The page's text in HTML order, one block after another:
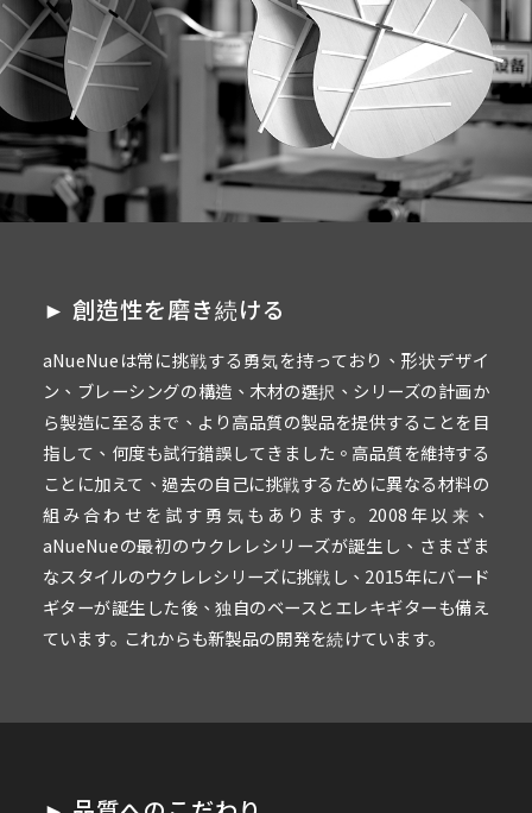
► 創造性を磨き続ける
aNueNueは常に挑戦する勇気を持っており、形状デザイ
ン、ブレーシングの構造、木材の選択、シリーズの計画か
ら製造に至るまで、より高品質の製品を提供することを目
指して、何度も試行錯誤してきました。高品質を維持する
ことに加えて、過去の自己に挑戦するために異なる材料の
組み合わせを試す勇気もあります｡ 2008年以来、
aNueNueの最初のウクレレシリーズが誕生し、さまざま
なスタイルのウクレレシリーズに挑戦し、2015年にバード
ギターが誕生した後、独自のベースとエレキギターも備え
ています｡ これからも新製品の開発を続けています｡